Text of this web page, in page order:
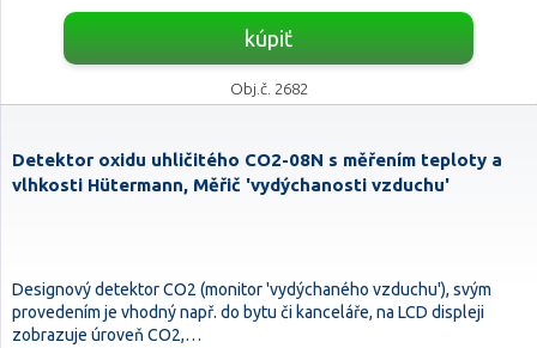
kúpiť
Obj.č. 2682
Detektor oxidu uhličitého CO2-08N s měřením teploty a
vlhkosti Hütermann, Měřič 'vydýchanosti vzduchu'
Designový detektor CO2 (monitor 'vydýchaného vzduchu'), svým
provedením je vhodný např. do bytu či kanceláře, na LCD displeji
zobrazuje úroveň CO2,…